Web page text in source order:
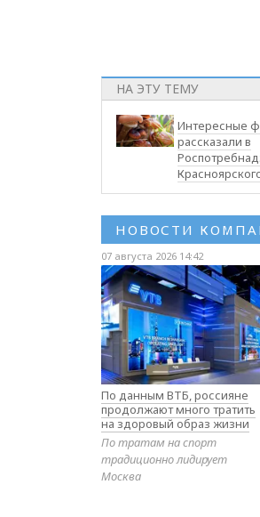
НА ЭТУ ТЕМУ
Интересные
рассказали в
НОВОСТИ
07 августа 2026 14:42
По данным ВТБ, россияне
продолжают много тратить
на здоровый образ жизни
По тратам на спорт
традиционно лидирует
Москва